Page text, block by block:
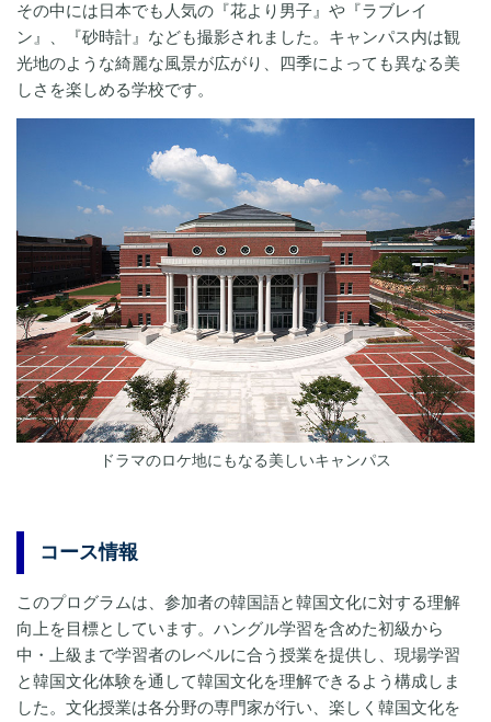
その中には日本でも人気の『花より男子』や『ラブレイ
ン』、『砂時計』なども撮影されました。キャンパス内は観
光地のような綺麗な風景が広がり、四季によっても異なる美
しさを楽しめる学校です。
ドラマのロケ地にもなる美しいキャンパス
コース情報
このプログラムは、参加者の韓国語と韓国文化に対する理解
向上を目標としています。ハングル学習を含めた初級から
中・上級まで学習者のレベルに合う授業を提供し、現場学習
と韓国文化体験を通して韓国文化を理解できるよう構成しま
した。文化授業は各分野の専門家が行い、楽しく韓国文化を